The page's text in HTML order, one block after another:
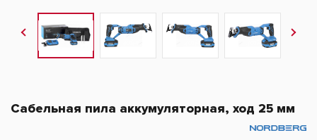
Сабельная пила аккумуляторная, ход 25 мм